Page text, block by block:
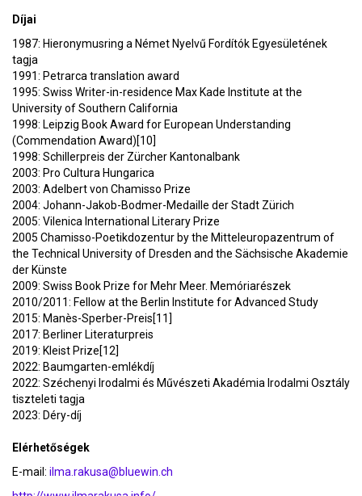
Díjai
1987: Hieronymusring a Német Nyelvű Fordítók Egyesületének
tagja
1991: Petrarca translation award
1995: Swiss Writer-in-residence Max Kade Institute at the
University of Southern California
1998: Leipzig Book Award for European Understanding
(Commendation Award)[10]
1998: Schillerpreis der Zürcher Kantonalbank
2003: Pro Cultura Hungarica
2003: Adelbert von Chamisso Prize
2004: Johann-Jakob-Bodmer-Medaille der Stadt Zürich
2005: Vilenica International Literary Prize
2005 Chamisso-Poetikdozentur by the Mitteleuropazentrum of
the Technical University of Dresden and the Sächsische Akademie
der Künste
2009: Swiss Book Prize for Mehr Meer. Memóriarészek
2010/2011: Fellow at the Berlin Institute for Advanced Study
2015: Manès-Sperber-Preis[11]
2017: Berliner Literaturpreis
2019: Kleist Prize[12]
2022: Baumgarten-emlékdíj
2022: Széchenyi Irodalmi és Művészeti Akadémia Irodalmi Osztály
tiszteleti tagja
2023: Déry-díj
Elérhetőségek
E-mail: ilma.rakusa@bluewin.ch